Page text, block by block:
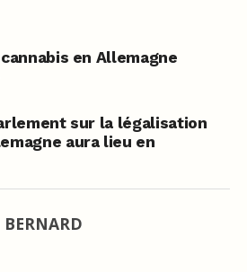
en Allemagne
sur la légalisation
aura lieu en